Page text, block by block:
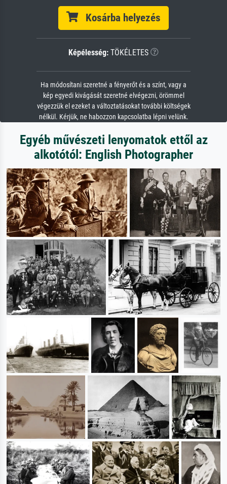
Kosárba helyezés
Képélesség: TÖKÉLETES
Ha módosítani szeretné a fényerőt és a színt, vagy a
kép egyedi kivágását szeretné elvégezni, örömmel
végezzük el ezeket a változtatásokat további költségek
nélkül. Kérjük, ne habozzon kapcsolatba lépni velünk.
Egyéb művészeti lenyomatok ettől az
alkotótól: English Photographer